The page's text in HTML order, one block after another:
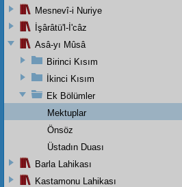
Mesnevî-i Nuriye
İşârâtü'l-İ'câz
Asâ-yı Mûsâ
Birinci Kısım
İkinci Kısım
Ek Bölümler
Mektuplar
Önsöz
Üstadın Duası
Barla Lahikası
Kastamonu Lahikası